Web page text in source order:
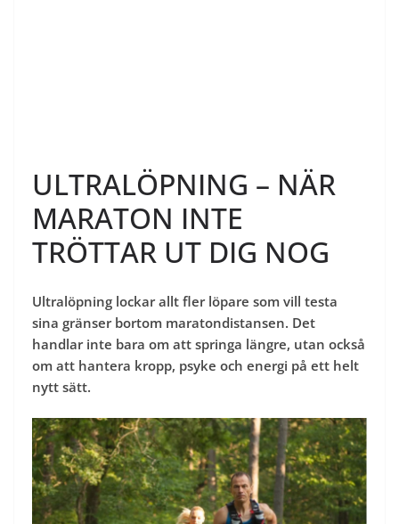
ULTRALÖPNING – NÄR
MARATON INTE
TRÖTTAR UT DIG NOG
Ultralöpning lockar allt fler löpare som vill testa
sina gränser bortom maratondistansen. Det
handlar inte bara om att springa längre, utan också
om att hantera kropp, psyke och energi på ett helt
nytt sätt.